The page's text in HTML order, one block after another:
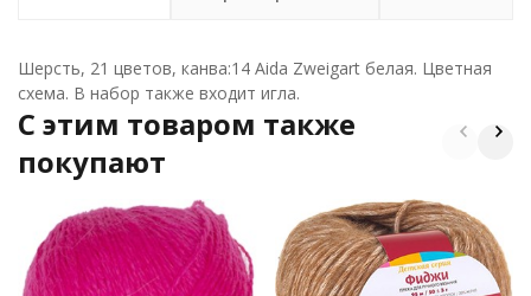
Шерсть, 21 цветов, канва:14 Aida Zweigart белая. Цветная
схема. В набор также входит игла.
C этим товаром также
покупают